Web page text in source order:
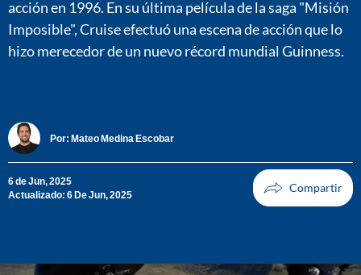
acción en 1996. En su última película de la saga "Misión
Imposible", Cruise efectuó una escena de acción que lo
hizo merecedor de un nuevo récord mundial Guinness.
Por: Mateo Medina Escobar
6 de Jun, 2025
Actualizado: 6 De Jun, 2025